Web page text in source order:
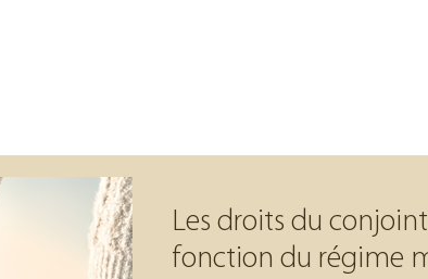
Les droits du
fonction du régime